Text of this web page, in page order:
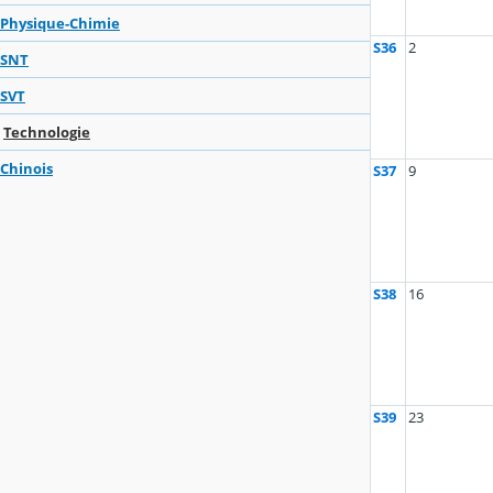
Physique-Chimie
SNT
SVT
Technologie
Chinois
S36 2
S37 9
S38 16
S39 23